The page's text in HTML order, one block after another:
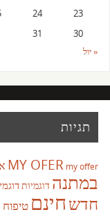
23
24
30
31
« יול
תגיות
MY OFER my offer
במתנה דוגמיות
חדשחינם טיפוח